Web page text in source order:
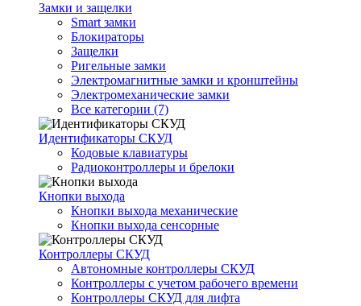
Замки и защелки
Smart замки
Блокираторы
Защелки
Ригельные замки
Электромагнитные замки и кронштейны
Электромеханические замки
Все категории (7)
Идентификаторы СКУД
Кодовые клавиатуры
Радиоконтроллеры и брелоки
Кнопки выхода
Кнопки выхода механические
Кнопки выхода сенсорные
Контроллеры СКУД
Автономные контроллеры СКУД
Контроллеры с учетом рабочего времени
Контроллеры СКУД для лифта